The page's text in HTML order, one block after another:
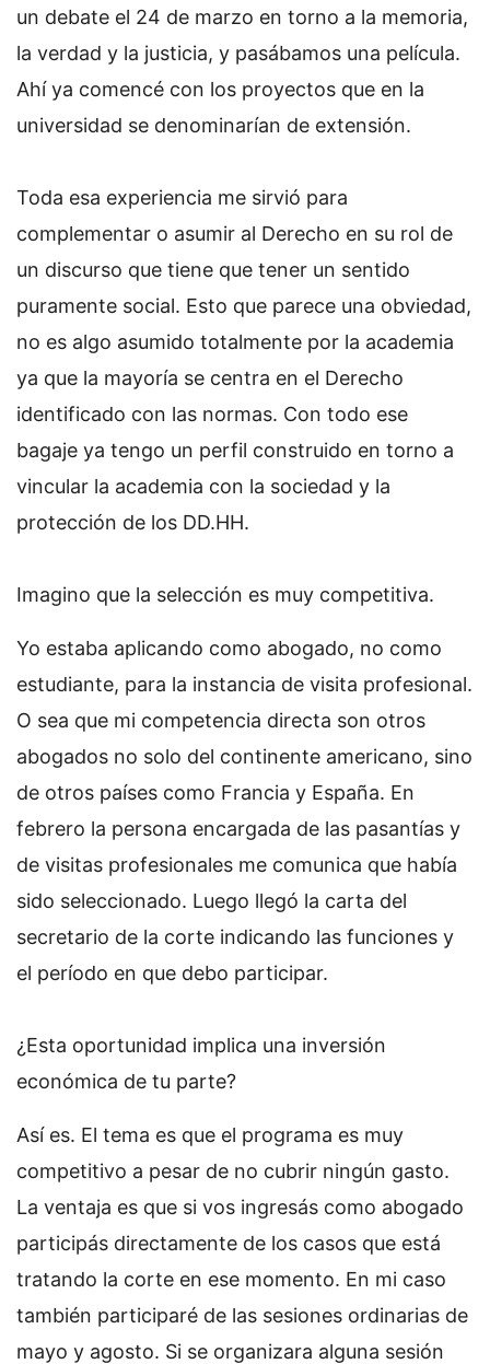
un debate el 24 de marzo en torno a la memoria,
la verdad y la justicia, y pasábamos una película.
Ahí ya comencé con los proyectos que en la
universidad se denominarían de extensión.
Toda esa experiencia me sirvió para
complementar o asumir al Derecho en su rol de
un discurso que tiene que tener un sentido
puramente social. Esto que parece una obviedad,
no es algo asumido totalmente por la academia
ya que la mayoría se centra en el Derecho
identificado con las normas. Con todo ese
bagaje ya tengo un perfil construido en torno a
vincular la academia con la sociedad y la
protección de los DD.HH.
Imagino que la selección es muy competitiva.
Yo estaba aplicando como abogado, no como
estudiante, para la instancia de visita profesional.
O sea que mi competencia directa son otros
abogados no solo del continente americano, sino
de otros países como Francia y España. En
febrero la persona encargada de las pasantías y
de visitas profesionales me comunica que había
sido seleccionado. Luego llegó la carta del
secretario de la corte indicando las funciones y
el período en que debo participar.
¿Esta oportunidad implica una inversión
económica de tu parte?
Así es. El tema es que el programa es muy
competitivo a pesar de no cubrir ningún gasto.
La ventaja es que si vos ingresás como abogado
participás directamente de los casos que está
tratando la corte en ese momento. En mi caso
también participaré de las sesiones ordinarias de
mayo y agosto. Si se organizara alguna sesión